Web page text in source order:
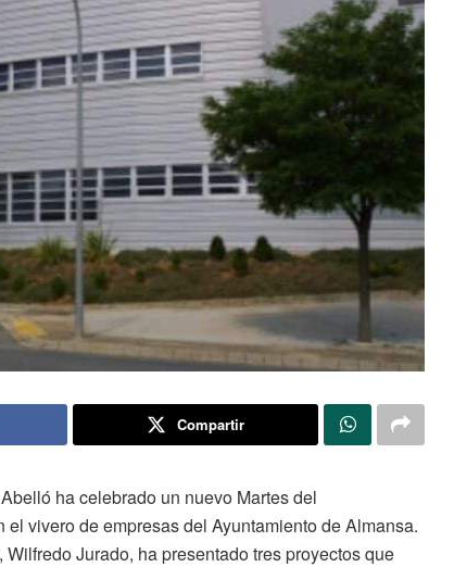
Compartir
ha celebrado un nuevo Martes del
vivero de empresas del Ayuntamiento de Almansa.
Jurado, ha presentado tres proyectos que